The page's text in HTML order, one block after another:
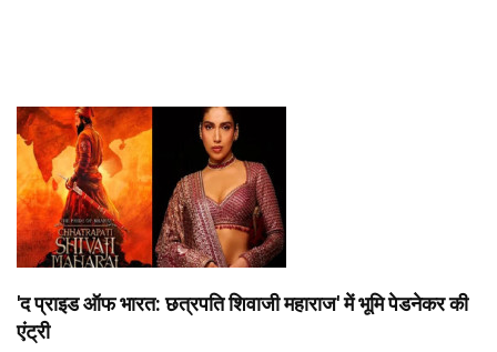
'द प्राइड ऑफ भारत: छत्रपति शिवाजी महाराज' में भूमि पेडनेकर की
एंट्री